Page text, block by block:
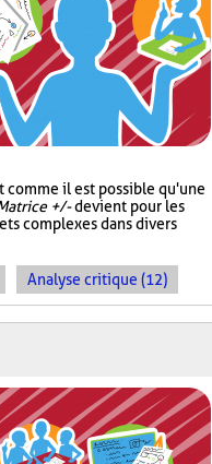
comme il est possible qu'une
+/-devient pour les
complexes dans divers
Analyse critique (12)